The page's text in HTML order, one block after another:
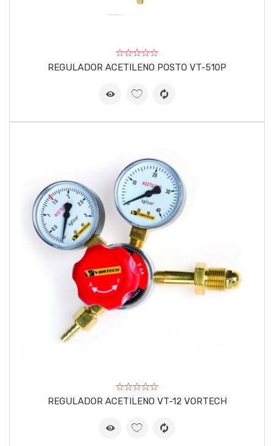
REGULADOR ACETILENO POSTO VT-510P
REGULADOR ACETILENO VT-12 VORTECH